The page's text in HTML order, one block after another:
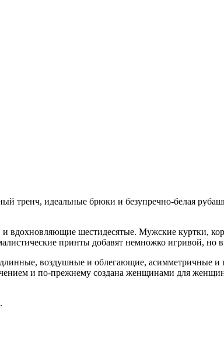
тренч, идеальные брюки и безупречно-белая
вдохновляющие шестидесятые. Мужские куртки,
принты добавят немножко игривой, но
воздушные и облегающие, асимметричные
и по-прежнему создана женщинами для
.